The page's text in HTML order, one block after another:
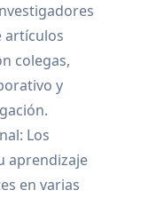
artículos
colegas,
y
Los
aprendizaje
en varias